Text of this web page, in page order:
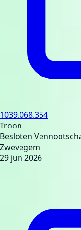
1039.068.354
Troon
Besloten
Zwevegem
29 jun 2026